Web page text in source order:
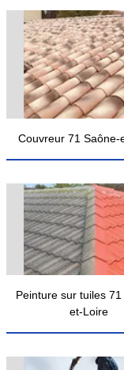
Couvreur 71 Saône-
Peinture sur tuiles
et-Loire